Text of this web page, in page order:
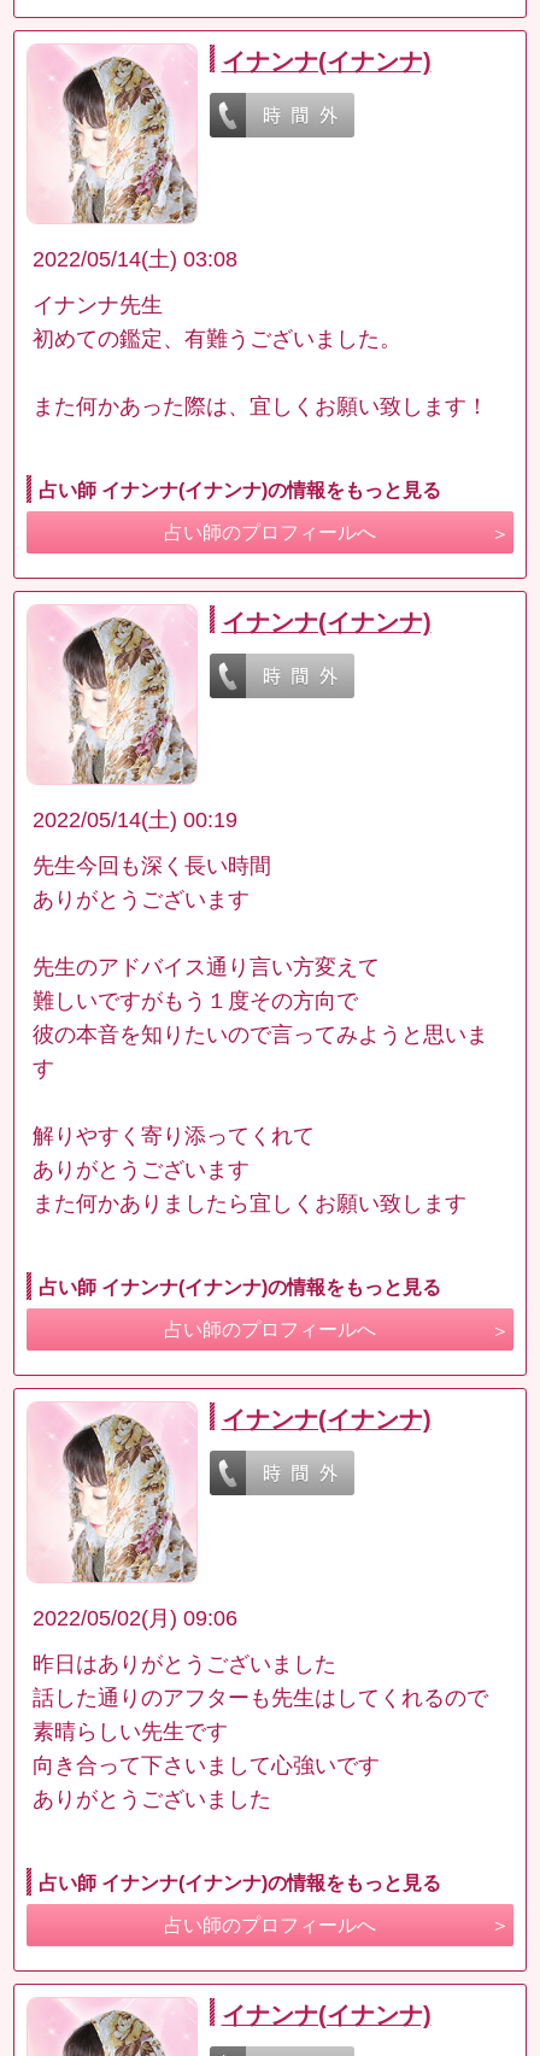
イナンナ(イナンナ)
2022/05/14(土) 03:08
イナンナ先生
初めての鑑定、有難うございました。
また何かあった際は、宜しくお願い致します！
占い師 イナンナ(イナンナ)の情報をもっと見る
占い師のプロフィールへ
イナンナ(イナンナ)
2022/05/14(土) 00:19
先生今回も深く長い時間
ありがとうございます
先生のアドバイス通り言い方変えて
難しいですがもう１度その方向で
彼の本音を知りたいので言ってみようと思いま
す
解りやすく寄り添ってくれて
ありがとうございます
また何かありましたら宜しくお願い致します
占い師 イナンナ(イナンナ)の情報をもっと見る
占い師のプロフィールへ
イナンナ(イナンナ)
2022/05/02(月) 09:06
昨日はありがとうございました
話した通りのアフターも先生はしてくれるので
素晴らしい先生です
向き合って下さいまして心強いです
ありがとうございました
占い師 イナンナ(イナンナ)の情報をもっと見る
占い師のプロフィールへ
イナンナ(イナンナ)